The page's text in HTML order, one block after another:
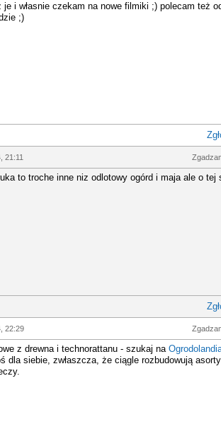
je i własnie czekam na nowe filmiki ;) polecam też
;)
21:11
to troche inne niz odlotowy ogórd i maja ale o tej
22:29
z drewna i technorattanu - szukaj na
dla siebie, zwłaszcza, że ciągle rozbudowują